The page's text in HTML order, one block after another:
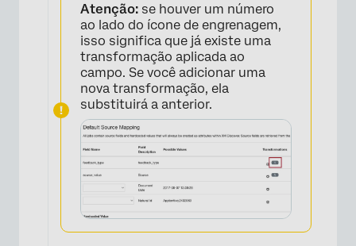
Atenção: se houver um número
ao lado do ícone de engrenagem,
isso significa que já existe uma
transformação aplicada ao
campo. Se você adicionar uma
nova transformação, ela
substituirá a anterior.